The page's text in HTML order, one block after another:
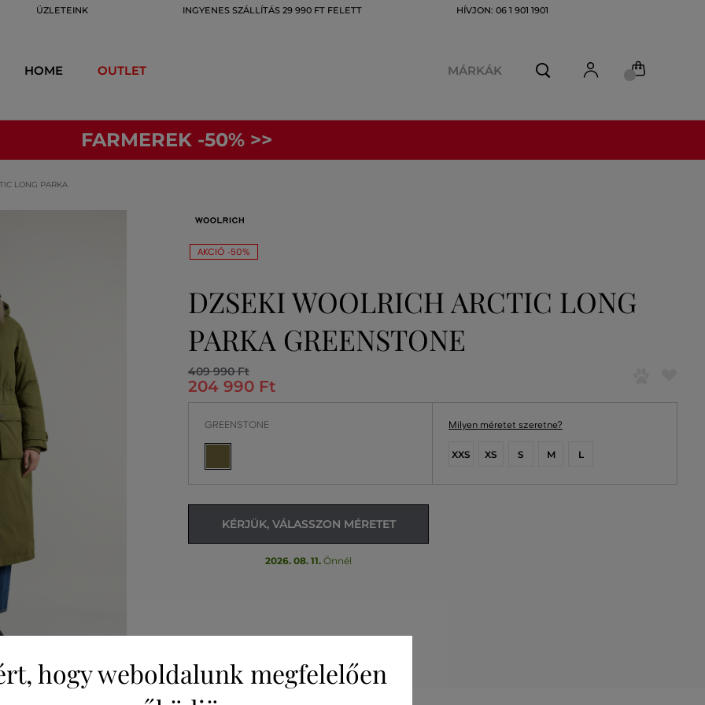
ÜZLETEINK INGYENES SZÁLLÍTÁS 29 990 FT FELETT HÍVJON: 06 1 901 1901
HOME OUTLET MÁRKÁK
FARMEREK -50% >>
LONG PARKA
AKCIÓ -50%
DZSEKI WOOLRICH ARCTIC LONG
PARKA GREENSTONE
409 990 Ft
204 990 Ft
GREENSTONE Milyen méretet szeretne?
XXS XS S M L
KÉRJÜK, VÁLASSZON MÉRETET
2026. 08. 11. Önnél
hogy weboldalunk megfelelően